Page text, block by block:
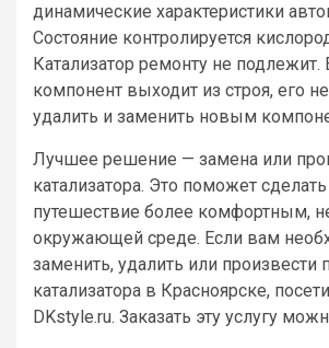
динамические характеристики
Состояние контролируется
Катализатор ремонту не подлежит.
компонент выходит из строя, его
удалить и заменить новым
Лучшее решение — замена или
катализатора. Это поможет
путешествие более комфортным,
окружающей среде. Если вам
заменить, удалить или произвести
катализатора в Красноярске,
DKstyle.ru. Заказать эту услугу